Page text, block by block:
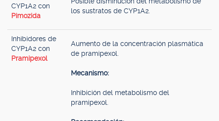
CYP1A2 con
Pimozida
los sustratos de CYP1A2.
Inhibidores de
CYP1A2 con
Pramipexol
Aumento de la concentración plasmática
de pramipexol.
Mecanismo:
Inhibición del metabolismo del
pramipexol.